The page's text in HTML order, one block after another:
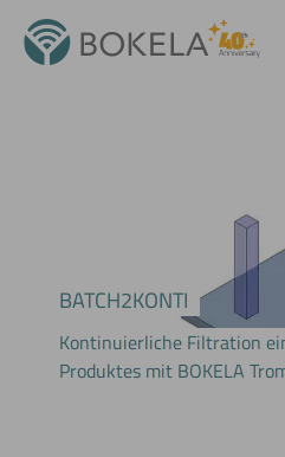
BATCH2KONTI
Kontinuierliche Filtration
Produktes mit BOKELA